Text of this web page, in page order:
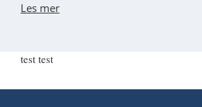
Les mer
test test